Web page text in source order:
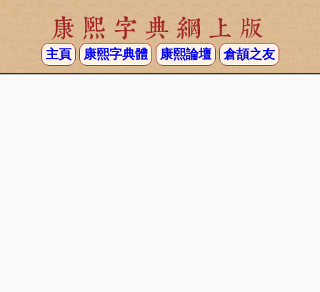
康熙字典網上版
主頁 康熙字典體 康熙論壇 倉頡之友